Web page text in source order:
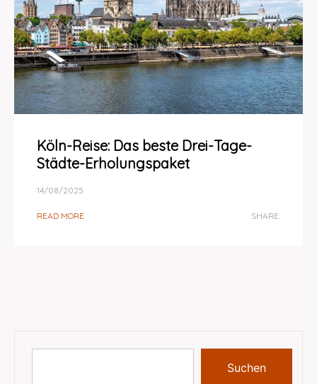
Köln-Reise: Das beste Drei-Tage-
Städte-Erholungspaket
14/08/2025
READ MORE SHARE:
Suchen